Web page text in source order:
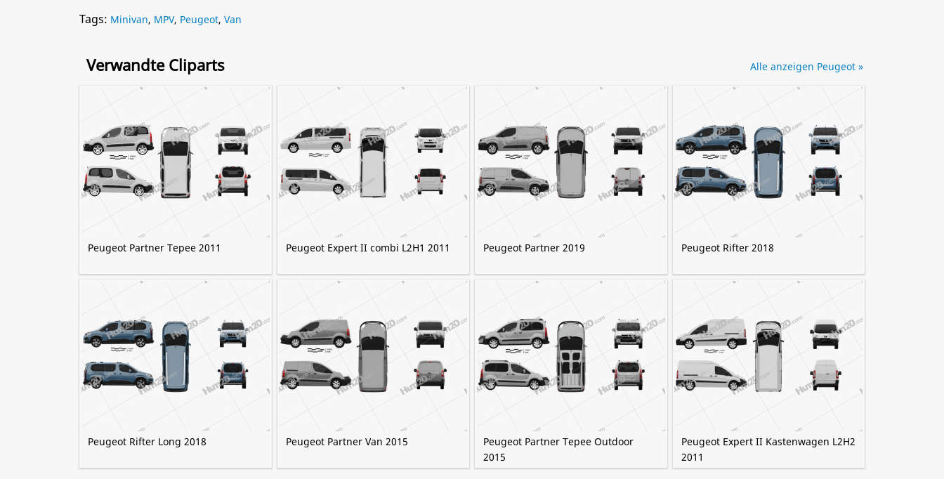
Tags: Minivan, MPV, Peugeot, Van
Verwandte Cliparts
Peugeot Partner Tepee 2011 Peugeot Expert II combi L2H1 2011 Peugeot Partner 2019 Peugeot Rifter 2018
Peugeot Rifter Long 2018 Peugeot Partner Van 2015
Peugeot Partner Tepee Outdoor
2015
Peugeot Expert II Kastenwagen L2H2
2011
Alle anzeigen Peugeot »